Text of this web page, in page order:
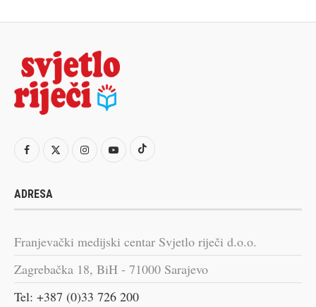
ADRESA
Franjevački medijski centar Svjetlo riječi d.o.o.
Zagrebačka 18, BiH - 71000 Sarajevo
Tel: +387 (0)33 726 200